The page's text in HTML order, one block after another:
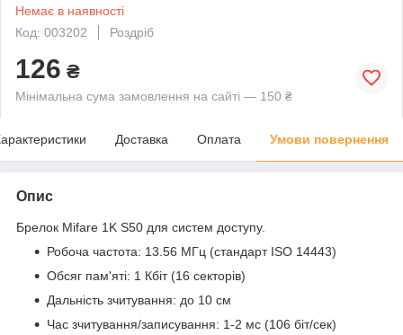
Немає в наявності
Код: 003202
Роздріб
126 ₴
Мінімальна сума замовлення на сайті — 150 ₴
Доставка Оплата Умови повернення
Опис
Брелок Mifare 1K S50 для систем доступу.
Робоча частота: 13.56 МГц (стандарт ISO 14443)
Обсяг пам'яті: 1 Кбіт (16 секторів)
Дальність зчитування: до 10 см
Час зчитування/записування: 1-2 мс (106 біт/сек)